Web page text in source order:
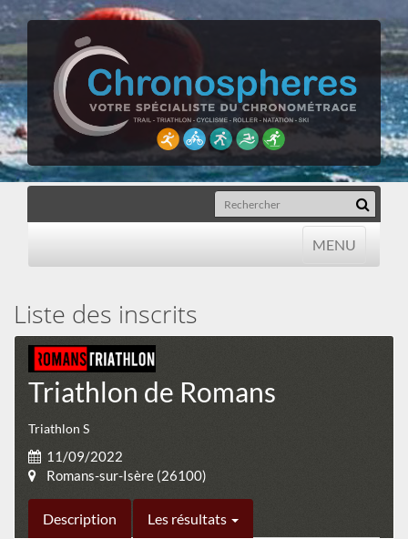
MENU
MENU
Liste des inscrits
Triathlon de Romans
Triathlon S
11/09/2022
Romans-sur-Isère (26100)
Description Les résultats